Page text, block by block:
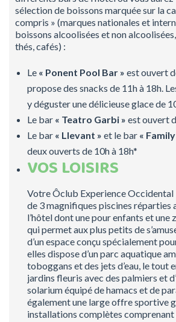
sélection de boissons marquée sur la
compris » (marques nationales et
boissons alcoolisées et non
thés, cafés) :
Le « Ponent Pool Bar » est ouvert
propose des snacks de 11h à 18h.
y déguster une délicieuse glace de
Le bar « Teatro Garbi » est ouvert
Le bar « Llevant » et le bar «
deux ouverts de 10h à 18h*
VOS LOISIRS
Votre Ôclub Experience
de 3 magnifiques piscines réparties
l’hôtel dont une pour enfants et
qui permet aux plus petits de
d’un espace conçu spécialement
elles dispose d’un parc aquatique
toboggans et des jets d’eau, le tout
jardins fleuris avec des palmiers et
solarium équipé de hamacs et de
également une large offre sportive
installations complètes